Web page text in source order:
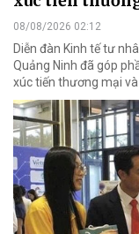
08/08/2026 02:12
Diễn đàn Kinh tế tư
Quảng Ninh đã góp
xúc tiến thương mại